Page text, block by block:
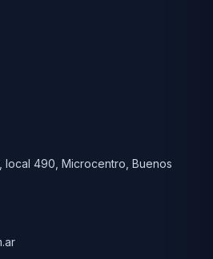
local 490, Microcentro, Buenos